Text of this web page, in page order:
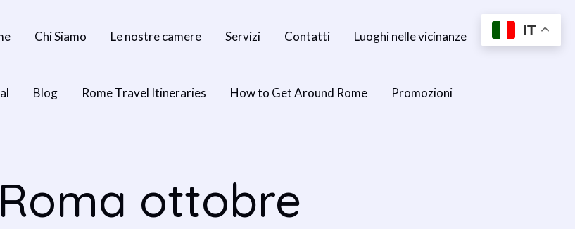
Chi Siamo Le nostre camere Servizi Contatti Luoghi nelle vicinanze
Blog Rome Travel Itineraries How to Get Around Rome Promozioni
ottobre
IT